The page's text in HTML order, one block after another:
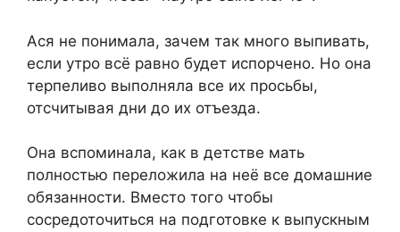
Ася не понимала, зачем так много выпивать,
если утро всё равно будет испорчено. Но она
терпеливо выполняла все их просьбы,
отсчитывая дни до их отъезда.
Она вспоминала, как в детстве мать
полностью переложила на неё все домашние
обязанности. Вместо того чтобы
сосредоточиться на подготовке к выпускным